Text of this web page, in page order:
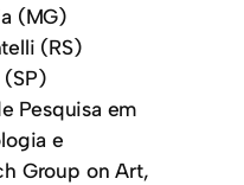
(MG)
(RS)
(SP)
Pesquisa em
e
Group on Art,